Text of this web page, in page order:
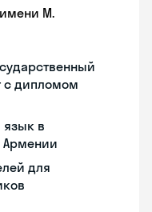
имени М.
с дипломом
язык в
Армении
для